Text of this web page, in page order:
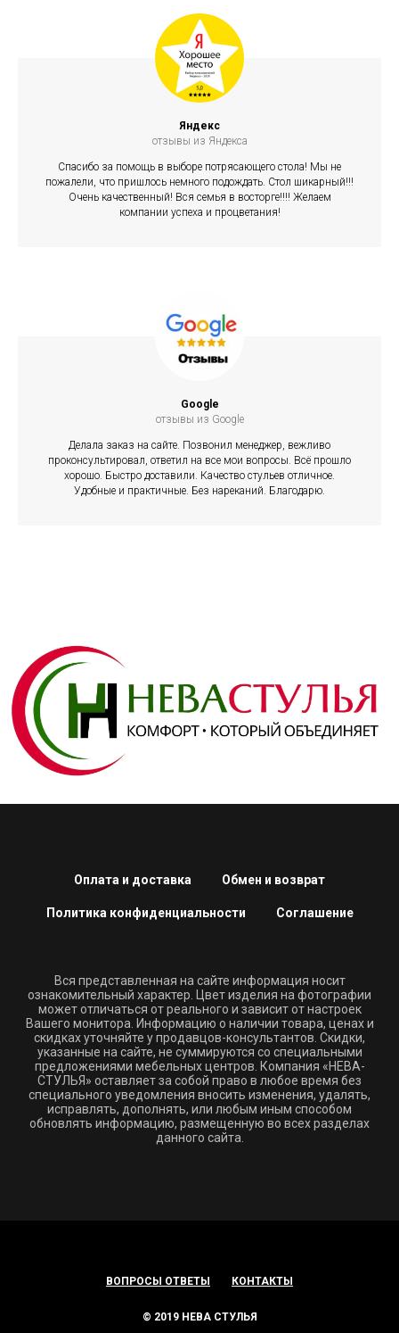
Яндекс
отзывы из Яндекса
Спасибо за помощь в выборе потрясающего стола! Мы не
пожалели, что пришлось немного подождать. Стол шикарный!!!
Очень качественный! Вся семья в восторге!!!! Желаем
компании успеха и процветания!
Google
отзывы из Google
Делала заказ на сайте. Позвонил менеджер, вежливо
проконсультировал, ответил на все мои вопросы. Всё прошло
хорошо. Быстро доставили. Качество стульев отличное.
Удобные и практичные. Без нареканий. Благодарю.
Оплата и доставка Обмен и возврат
Политика конфиденциальности Соглашение
Вся представленная на сайте информация носит
ознакомительный характер. Цвет изделия на фотографии
может отличаться от реального и зависит от настроек
Вашего монитора. Информацию о наличии товара, ценах и
скидках уточняйте у продавцов-консультантов. Скидки,
указанные на сайте, не суммируются со специальными
предложениями мебельных центров. Компания «НЕВА-
СТУЛЬЯ» оставляет за собой право в любое время без
специального уведомления вносить изменения, удалять,
исправлять, дополнять, или любым иным способом
обновлять информацию, размещенную во всех разделах
данного сайта.
ВОПРОСЫ ОТВЕТЫ КОНТАКТЫ
© 2019 НЕВА СТУЛЬЯ